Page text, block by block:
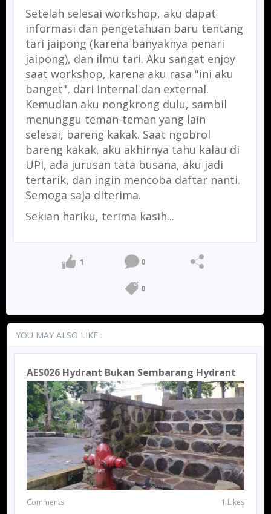
Setelah selesai workshop, aku dapat
informasi dan pengetahuan baru tentang
tari jaipong (karena banyaknya penari
jaipong), dan ilmu tari. Aku sangat enjoy
saat workshop, karena aku rasa "ini aku
banget", dari internal dan external.
Kemudian aku nongkrong dulu, sambil
menunggu teman-teman yang lain
selesai, bareng kakak. Saat ngobrol
bareng kakak, aku akhirnya tahu kalau di
UPI, ada jurusan tata busana, aku jadi
tertarik, dan ingin mencoba daftar nanti.
Semoga saja diterima.
Sekian hariku, terima kasih...
1 0
0
YOU MAY ALSO LIKE
AES026 Hydrant Bukan Sembarang Hydrant
Comments 1 Likes